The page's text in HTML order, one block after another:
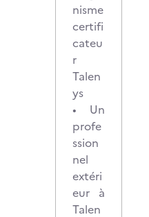
nisme
certifi
cateu
r
Talen
ys
• Un
profe
ssion
nel
extéri
eur à
Talen